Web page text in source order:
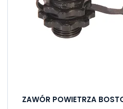
ZAWÓR POWIETRZA